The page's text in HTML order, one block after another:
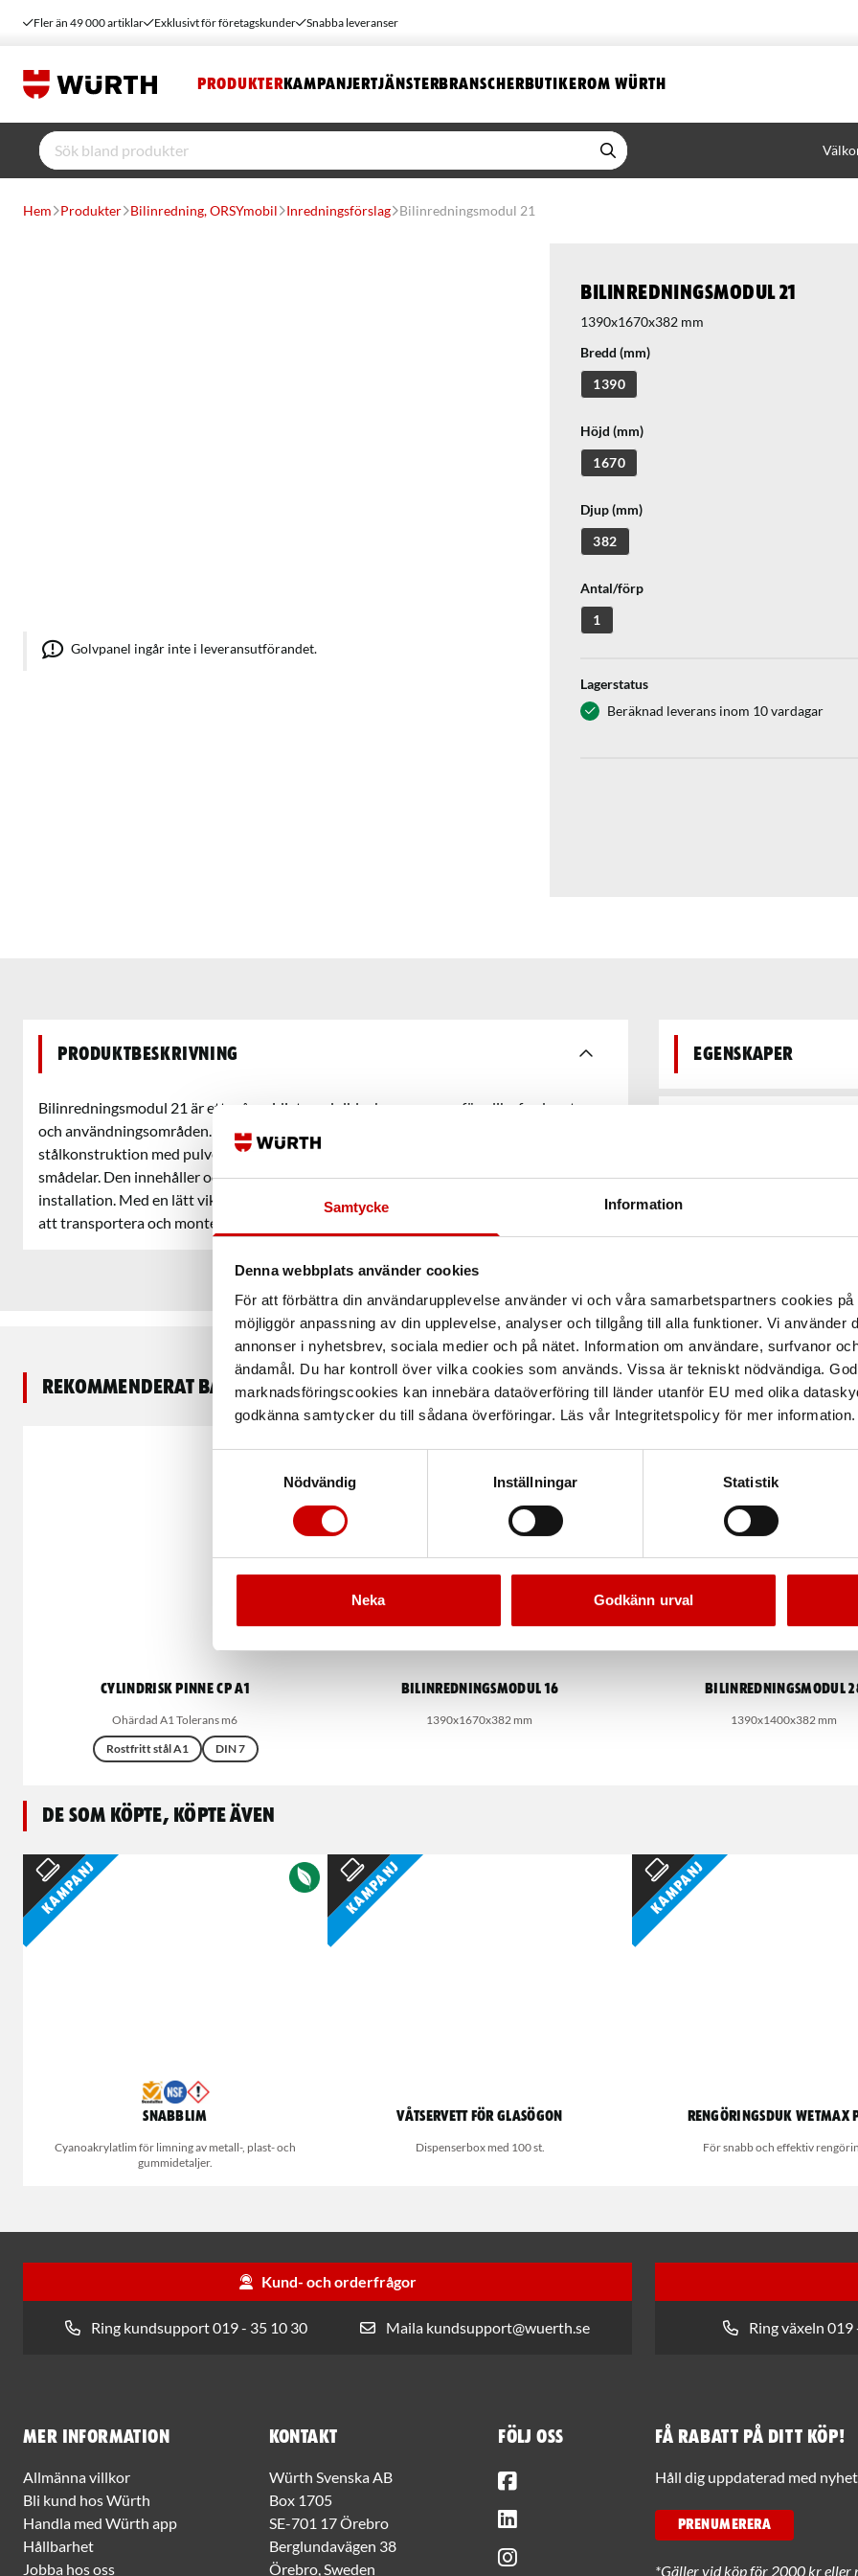
Samtycke Information
Denna webbplats använder cookies
För att förbättra din användarupplevelse använder vi och våra samarbetspartners cookies
möjliggör anpassning av din upplevelse, analyser och tillgång till alla funktioner. Vi använder
annonser i nyhetsbrev, sociala medier och på nätet. Information om användare, surfvanor
ändamål. Du har kontroll över vilka cookies som används. Vissa är tekniskt nödvändiga.
marknadsföringscookies kan innebära dataöverföring till länder utanför EU med olika
godkänna samtycker du till sådana överföringar. Läs vår Integritetspolicy för mer information.
Nödvändig
Inställningar Statistik
Neka Godkänn urval
Fler än 49 000 artiklar Exklusivt för företagskunder Snabba leveranser
PRODUKTER KAMPANJERTJÄNSTERBRANSCHERBUTIKEROM WÜRTH
Hem Produkter Bilinredning, ORSYmobil Inredningsförslag Bilinredningsmodul 21
Bilinredningsmodul 21
1390x1670x382 mm
Bredd (mm)
1390
Höjd (mm)
1670
Djup (mm)
382
Antal/förp
1
Lagerstatus
Beräknad leverans inom 10 vardagar
Golvpanel ingår inte i leveransutförandet.
Produktbeskrivning
Bilinredningsmodul 21 är ett mångsidigt modulblock som passar för olika fordonstyper
och användningsområden. Med en höjd på 1390x1670x382 mm och höghållfast
stålkonstruktion med pulverbeläggning, ger den optimal förvaring av verktyg och
smådelar. Den innehåller också halkfria mattor och sid- och golvmontagekit för enkel
installation. Med en lätt vikt tack vare aluminium och stålkonstruktionen är den enkel
att transportera och montera.
Egenskaper
Rekommenderat baserat på vald produkt
Cylindrisk Pinne CP A1
Ohärdad A1 Tolerans m6
Rostfritt stål A1
DIN 7
Bilinredningsmodul 16
1390x1670x382 mm
Bilinredningsmodul
1390x1400x382 mm
De som köpte, köpte även
Kampanj
Snabblim
Cyanoakrylatlim för limning av metall-, plast- och
gummidetaljer.
Kampanj
Våtservett för glasögon
Dispenserbox med 100 st.
Kampanj
Rengöringsduk Wetmax
För snabb och effektiv
Kund- och orderfrågor
Ring kundsupport 019 - 35 10 30 Maila kundsupport@wuerth.se Ring växeln 019
Mer information
Allmänna villkor
Bli kund hos Würth
Handla med Würth app
Hållbarhet
Jobba hos oss
Kontakt
Würth Svenska AB
Box 1705
SE-701 17 Örebro
Berglundavägen 38
Örebro, Sweden
Följ oss Få rabatt på ditt köp!
Håll dig uppdaterad med
PRENUMERERA
*Gäller vid köp för 2000 kr eller